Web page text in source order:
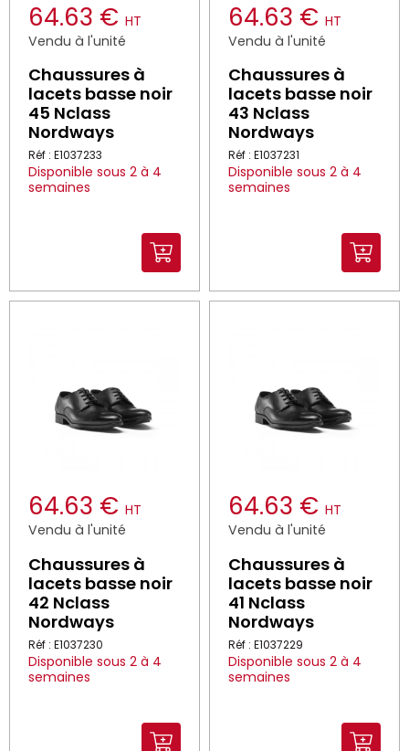
64.63 € HT
Vendu à l'unité
Chaussures à
lacets basse noir
45 Nclass
Nordways
Réf : E1037233
Disponible sous 2 à 4
semaines
64.63 € HT
Vendu à l'unité
Chaussures à
lacets basse noir
43 Nclass
Nordways
Réf : E1037231
Disponible sous 2 à 4
semaines
64.63 € HT
Vendu à l'unité
Chaussures à
lacets basse noir
42 Nclass
Nordways
Réf : E1037230
Disponible sous 2 à 4
semaines
64.63 € HT
Vendu à l'unité
Chaussures à
lacets basse noir
41 Nclass
Nordways
Réf : E1037229
Disponible sous 2 à 4
semaines